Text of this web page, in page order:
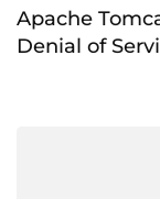
Apache
Denial of